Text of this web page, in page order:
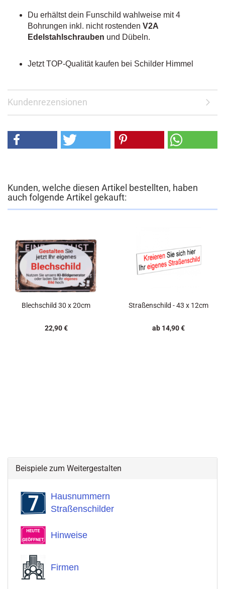
Du erhältst dein Funschild wahlweise mit 4
Bohrungen inkl. nicht rostenden V2A
Edelstahlschrauben und Dübeln.
Jetzt TOP-Qualität kaufen bei Schilder Himmel
Kundenrezensionen
Kunden, welche diesen Artikel bestellten, haben
auch folgende Artikel gekauft:
Blechschild 30 x 20cm
22,90 €
Straßenschild - 43 x 12cm
ab 14,90 €
Beispiele zum Weitergestalten
Hausnummern
Straßenschilder
Hinweise
Firmen